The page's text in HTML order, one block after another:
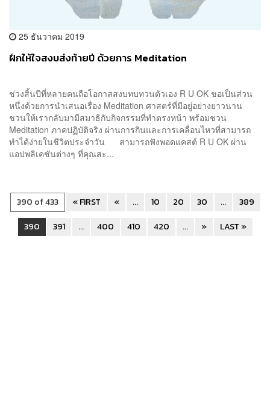
25 ธันวาคม 2019
ฝึกให้ใจสงบส่งท้ายปี ด้วยการ Meditation
ช่วงสิ้นปีที่หลายคนถือโอกาสสงบทบทวนตัวเอง R U OK ขอเป็นส่วน
หนึ่งด้วยการนำเสนอเรื่อง Meditation ศาสตร์ที่มีอยู่อย่างยาวนาน
ชวนให้เรากลับมามีสมาธิกับกิจกรรมที่ทำตรงหน้า พร้อมชวน
Meditation ภาคปฏิบัติจริง ผ่านการกินและการเคลื่อนไหวที่สามารถ
ทำได้ง่ายในชีวิตประจำวัน สามารถฟังพอดแคสต์ R U OK ผ่าน
แอปพลิเคชันต่างๆ ที่คุณสะ...
390 of 433 « FIRST « ... 10 20 30 ...
389
390
391 ... 400 410 420 ... » LAST »